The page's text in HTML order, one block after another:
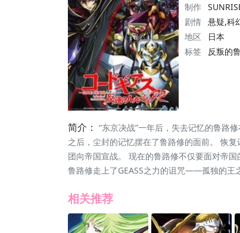
制作
剧情 悬疑,科
地区
日本
标签
反叛的
简介： “东京决战”一年后，失去记忆的鲁路
之后，尘封的记忆摆在了鲁路修的面前。 恢
团向帝国宣战。 现在的鲁路修不仅要面对帝
鲁路修走上了GEASS之力的诅咒——孤独的王
相关推荐